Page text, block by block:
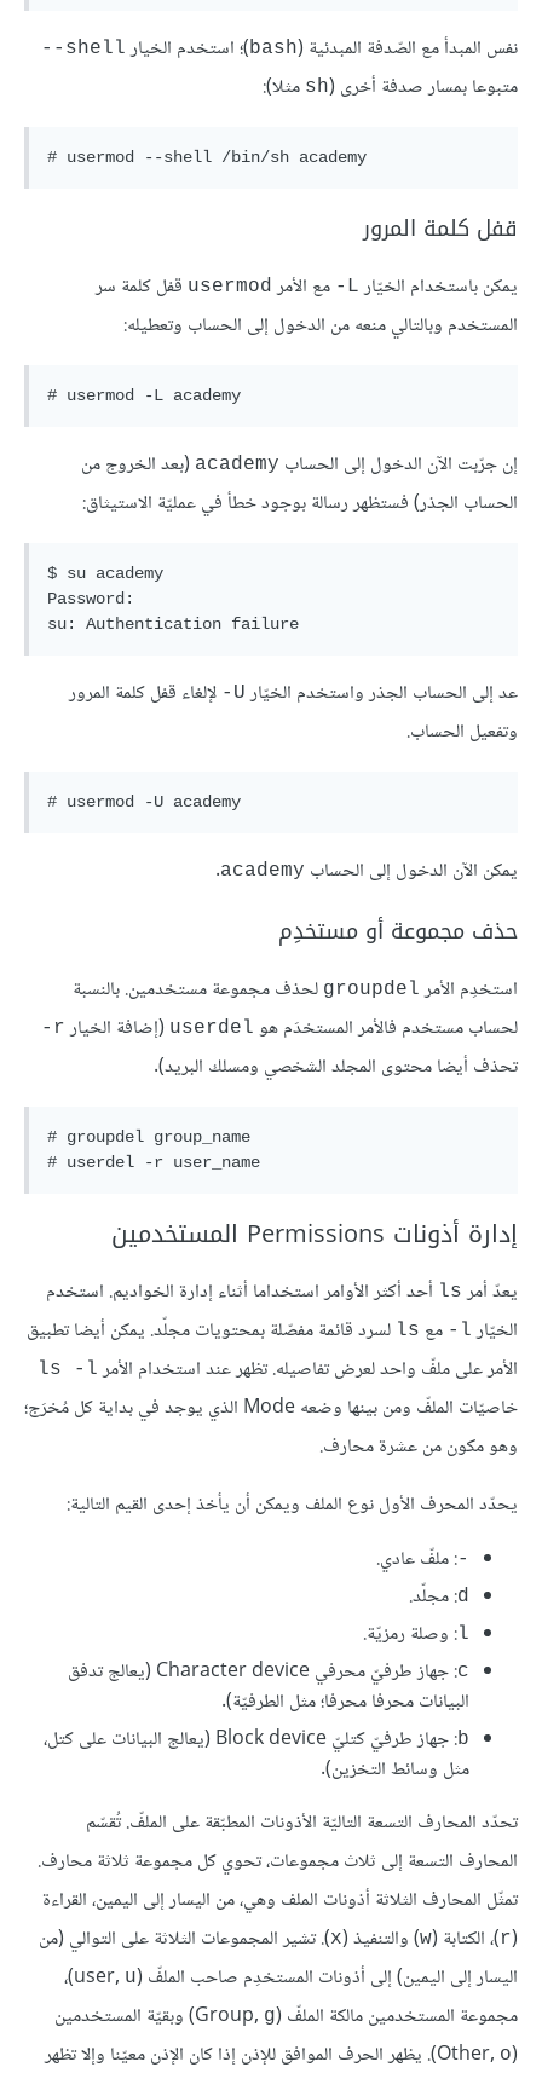
نفس المبدأ مع الصّدفة المبدئية (bash)؛ استخدم الخيار shell--
متبوعا بمسار صدفة أخرى (sh مثلا):
قفل كلمة المرور
يمكن باستخدام الخيّار L- مع الأمر usermod قفل كلمة سر
المستخدم وبالتالي منعه من الدخول إلى الحساب وتعطيله:
إن جرّبت الآن الدخول إلى الحساب academy (بعد الخروج من
الحساب الجذر) فستظهر رسالة بوجود خطأ في عمليّة الاستيثاق:
$ su academy
Password:
su: Authentication failure
عد إلى الحساب الجذر واستخدم الخيّار U-
لإلغاء قفل كلمة المرور
وتفعيل الحساب.
# usermod -U academy
يمكن الآن الدخول إلى الحساب academy
.
حذف مجموعة أو مستخدِم
استخدِم الأمر groupdel لحذف مجموعة مستخدمين. بالنسبة
لحساب مستخدم فالأمر المستخدَم هو userdel (إضافة الخيار r-
تحذف أيضا محتوى المجلد الشخصي ومسلك البريد).
# groupdel group_name
# userdel -r user_name
إدارة أذونات Permissions المستخدمين
يعدّ أمر ls أحد أكثر الأوامر استخداما أثناء إدارة الخواديم. استخدم
الخيّار l- مع ls لسرد قائمة مفصّلة بمحتويات مجلّد. يمكن أيضا تطبيق
الأمر على ملفّ واحد لعرض تفاصيله. تظهر عند استخدام الأمر ls -l
خاصيّات الملفّ ومن بينها وضعه Mode الذي يوجد في بداية كل مُخرَج؛
وهو مكون من عشرة محارف.
يحدّد المحرف الأول نوع الملف ويمكن أن يأخذ إحدى القيم التالية:
-: ملفّ عادي.
d: مجلّد.
l: وصلة رمزيّة.
c
: جهاز طرفيّ محرفي Character device (يعالج تدفق
البيانات محرفا محرفا؛ مثل الطرفيّة).
b
: جهاز طرفيّ كتليّ Block device (يعالج البيانات على كتل،
مثل وسائط التخزين).
تحدّد المحارف التسعة التاليّة الأذونات المطبّقة على الملفّ. تُقسّم
المحارف التسعة إلى ثلاث مجموعات، تحوي كل مجموعة ثلاثة محارف.
تمثّل المحارف الثلاثة أذونات الملف وهي، من اليسار إلى اليمين، القراءة
(
r)، الكتابة (w) والتنفيذ (x). تشير المجموعات الثلاثة على التوالي (من
اليسار إلى اليمين) إلى أذونات المستخدِم صاحب الملفّ (user,u
)،
مجموعة المستخدمين مالكة الملفّ (Group,g
) وبقيّة المستخدمين
(Other,
o
). يظهر الحرف الموافق للإذن إذا كان الإذن معيّنا وإلا تظهر